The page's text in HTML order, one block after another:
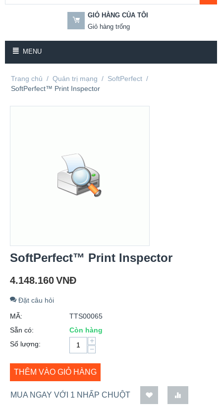
GIỎ HÀNG CỦA TÔI
Giỏ hàng trống
MENU
Trang chủ / Quản trị mạng / SoftPerfect /
SoftPerfect™ Print Inspector
SoftPerfect™ Print Inspector
4.148.160VNĐ
Đặt câu hỏi
MÃ:
TTS00065
Sẵn có:
Còn hàng
Số lượng:
+
−
THÊM VÀO GIỎ HÀNG
MUA NGAY VỚI 1 NHẤP CHUỘT